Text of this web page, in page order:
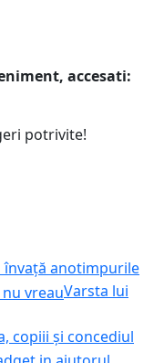
accesati:
potrivite!
învață anotimpurile
Varsta lui
copiii și concediul